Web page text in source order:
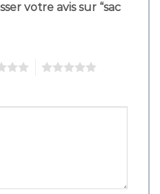
votre avis sur “sac